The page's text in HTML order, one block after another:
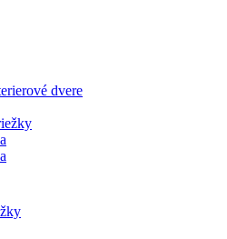
dvere